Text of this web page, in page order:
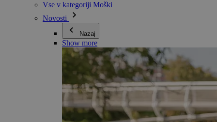
Vse v kategoriji Moški
Novosti
Nazaj
Show more